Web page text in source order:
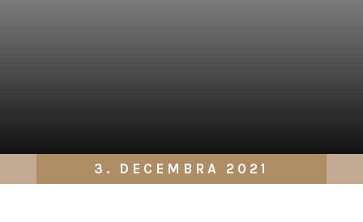
3. DECEMBRA 2021